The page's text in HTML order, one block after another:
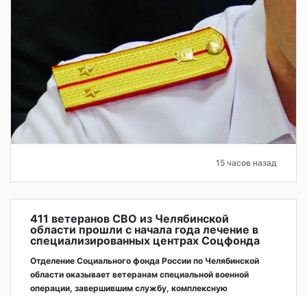
15 часов назад
411 ветеранов СВО из Челябинской
области прошли с начала года лечение в
специализированных центрах Соцфонда
Отделение Социального фонда России по Челябинской
области оказывает ветеранам специальной военной
операции, завершившим службу, комплексную